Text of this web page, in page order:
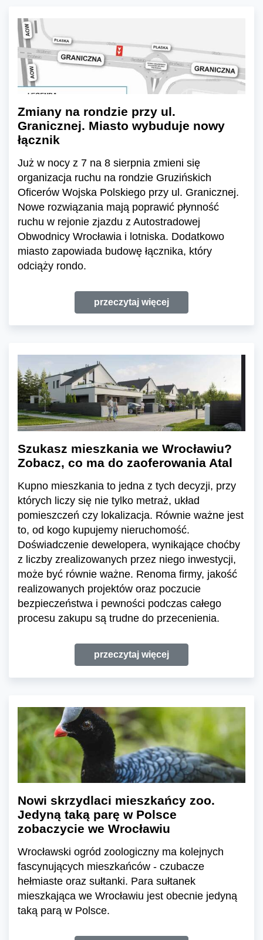
Zmiany na rondzie przy ul.
Granicznej. Miasto wybuduje nowy
łącznik
Już w nocy z 7 na 8 sierpnia zmieni się
organizacja ruchu na rondzie Gruzińskich
Oficerów Wojska Polskiego przy ul. Granicznej.
Nowe rozwiązania mają poprawić płynność
ruchu w rejonie zjazdu z Autostradowej
Obwodnicy Wrocławia i lotniska. Dodatkowo
miasto zapowiada budowę łącznika, który
odciąży rondo.
przeczytaj więcej
Szukasz mieszkania we Wrocławiu?
Zobacz, co ma do zaoferowania Atal
Kupno mieszkania to jedna z tych decyzji, przy
których liczy się nie tylko metraż, układ
pomieszczeń czy lokalizacja. Równie ważne jest
to, od kogo kupujemy nieruchomość.
Doświadczenie dewelopera, wynikające choćby
z liczby zrealizowanych przez niego inwestycji,
może być równie ważne. Renoma firmy, jakość
realizowanych projektów oraz poczucie
bezpieczeństwa i pewności podczas całego
procesu zakupu są trudne do przecenienia.
przeczytaj więcej
Nowi skrzydlaci mieszkańcy zoo.
Jedyną taką parę w Polsce
zobaczycie we Wrocławiu
Wrocławski ogród zoologiczny ma kolejnych
fascynujących mieszkańców - czubacze
hełmiaste oraz sułtanki. Para sułtanek
mieszkająca we Wrocławiu jest obecnie jedyną
taką parą w Polsce.